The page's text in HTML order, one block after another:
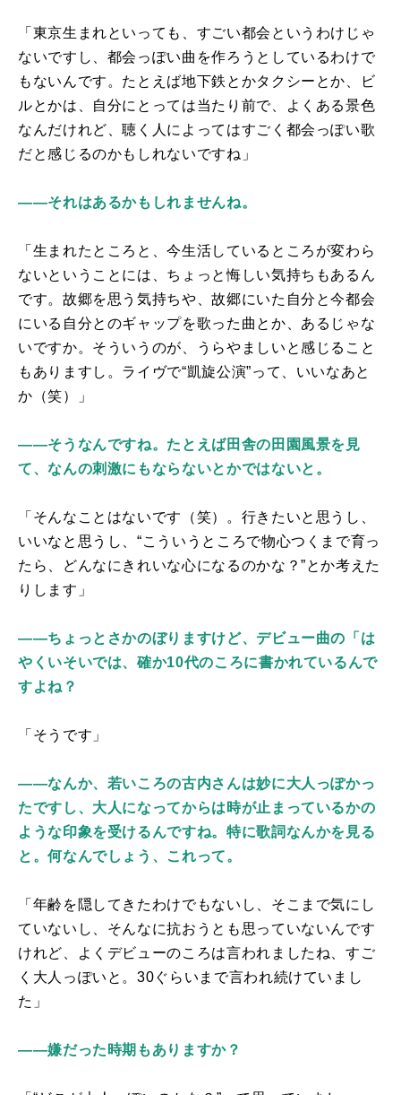
「東京生まれといっても、すごい都会というわけじゃ
ないですし、都会っぽい曲を作ろうとしているわけで
もないんです。たとえば地下鉄とかタクシーとか、ビ
ルとかは、自分にとっては当たり前で、よくある景色
なんだけれど、聴く人によってはすごく都会っぽい歌
だと感じるのかもしれないですね」
――それはあるかもしれませんね。
「生まれたところと、今生活しているところが変わら
ないということには、ちょっと悔しい気持ちもあるん
です。故郷を思う気持ちや、故郷にいた自分と今都会
にいる自分とのギャップを歌った曲とか、あるじゃな
いですか。そういうのが、うらやましいと感じること
もありますし。ライヴで“凱旋公演”って、いいなあと
か（笑）」
――そうなんですね。たとえば田舎の田園風景を見
て、なんの刺激にもならないとかではないと。
「そんなことはないです（笑）。行きたいと思うし、
いいなと思うし、“こういうところで物心つくまで育っ
たら、どんなにきれいな心になるのかな？”とか考えた
りします」
――ちょっとさかのぼりますけど、デビュー曲の「は
やくいそいでは、確か10代のころに書かれているんで
すよね？
「そうです」
――なんか、若いころの古内さんは妙に大人っぽかっ
たですし、大人になってからは時が止まっているかの
ような印象を受けるんですね。特に歌詞なんかを見る
と。何なんでしょう、これって。
「年齢を隠してきたわけでもないし、そこまで気にし
ていないし、そんなに抗おうとも思っていないんです
けれど、よくデビューのころは言われましたね、すご
く大人っぽいと。30ぐらいまで言われ続けていまし
た」
――嫌だった時期もありますか？